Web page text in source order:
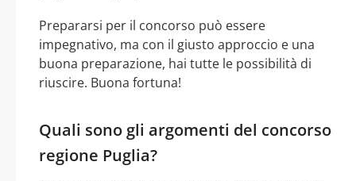
Prepararsi per il concorso può essere
impegnativo, ma con il giusto approccio e una
buona preparazione, hai tutte le possibilità di
riuscire. Buona fortuna!
Quali sono gli argomenti del concorso
regione Puglia?